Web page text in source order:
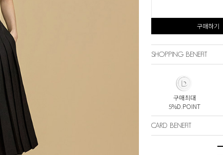
구매하기
SHOPPING BENEFIT
구매최대
5%D.POINT
CARD BENEFIT